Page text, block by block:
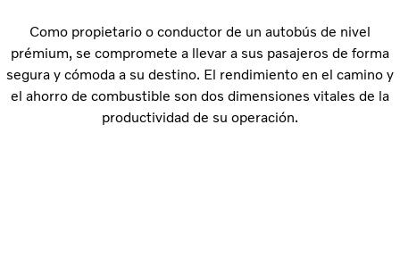
NOTICIAS E HISTORIAS
Contacto
Como propietario o conductor de un autobús de nivel
prémium, se compromete a llevar a sus pasajeros de forma
segura y cómoda a su destino. El rendimiento en el camino y
el ahorro de combustible son dos dimensiones vitales de la
productividad de su operación.